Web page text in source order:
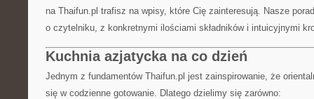
na Thaifun.pl trafisz na wpisy, które Cię zainteresują. Nasze
o czytelniku, z konkretnymi ilościami składników i intuicyjnymi
Kuchnia azjatycka na co dzień
Jednym z fundamentów Thaifun.pl jest zainspirowanie, że
się w codzienne gotowanie. Dlatego dzielimy się zarówno: